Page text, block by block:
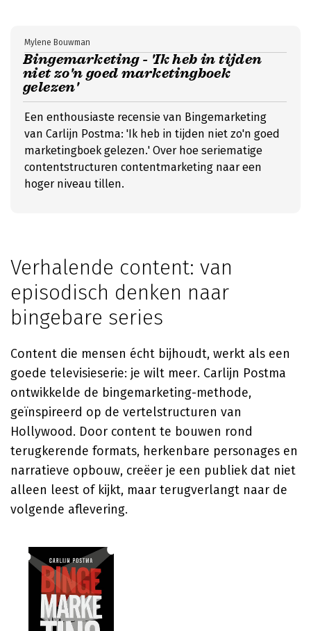
Bingemarketing - 'Ik heb in tijden
niet zo'n goed marketingboek
gelezen'
Mylene Bouwman
Een enthousiaste recensie van Bingemarketing
van Carlijn Postma: 'Ik heb in tijden niet zo'n goed
marketingboek gelezen.' Over hoe seriematige
contentstructuren contentmarketing naar een
hoger niveau tillen.
Verhalende content: van
episodisch denken naar
bingebare series
Content die mensen écht bijhoudt, werkt als een
goede televisieserie: je wilt meer. Carlijn Postma
ontwikkelde de bingemarketing-methode,
geïnspireerd op de vertelstructuren van
Hollywood. Door content te bouwen rond
terugkerende formats, herkenbare personages en
narratieve opbouw, creëer je een publiek dat niet
alleen leest of kijkt, maar terugverlangt naar de
volgende aflevering.